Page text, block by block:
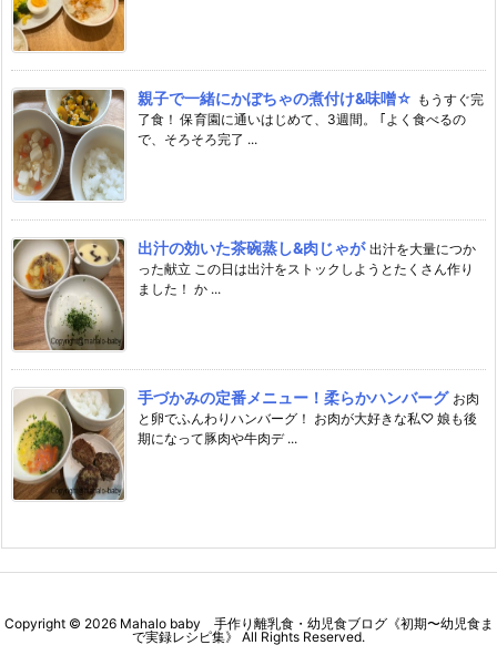
親子で一緒にかぼちゃの煮付け&味噌☆ もうすぐ完
了食！ 保育園に通いはじめて、3週間。 ｢よく食べるの
で、そろそろ完了 ...
出汁の効いた茶碗蒸し&肉じゃが 出汁を大量につか
った献立 この日は出汁をストックしようとたくさん作り
ました！ か ...
手づかみの定番メニュー！柔らかハンバーグ お肉
と卵でふんわりハンバーグ！ お肉が大好きな私♡ 娘も後
期になって豚肉や牛肉デ ...
Copyright © 2026 Mahalo baby 手作り離乳食・幼児食ブログ《初期〜幼児食ま
で実録レシピ集》 All Rights Reserved.